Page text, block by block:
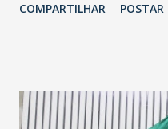
Havan Fortaleza ainda não
COMPARTILHAR